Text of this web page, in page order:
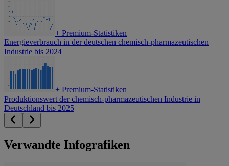
+ Premium-Statistiken
Energieverbrauch in der deutschen chemisch-pharmazeutischen
Industrie bis 2024
+ Premium-Statistiken
Produktionswert der chemisch-pharmazeutischen Industrie in
Deutschland bis 2025
Verwandte Infografiken